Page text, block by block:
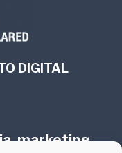
DIGITAL
marketing